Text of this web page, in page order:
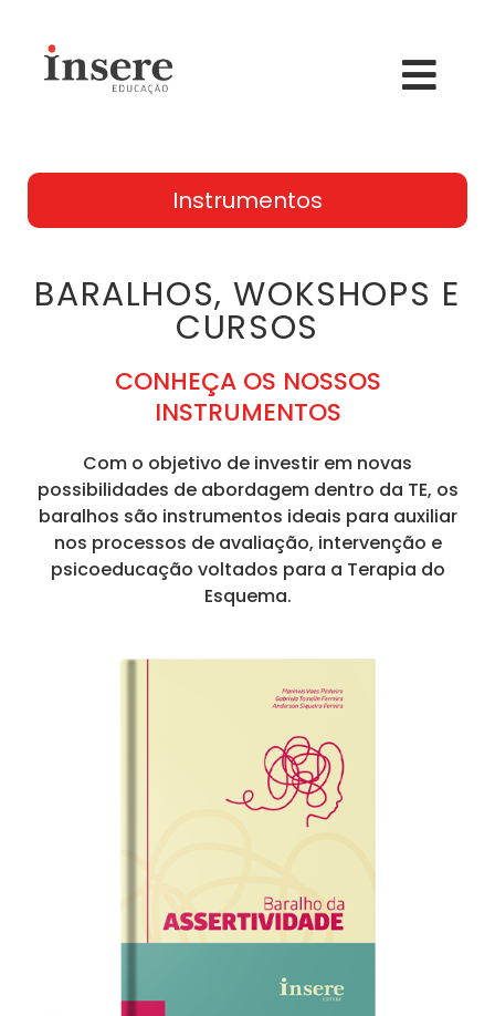
Instrumentos
BARALHOS, WOKSHOPS E
CURSOS
CONHEÇA OS NOSSOS
INSTRUMENTOS
Com o objetivo de investir em novas
possibilidades de abordagem dentro da TE, os
baralhos são instrumentos ideais para auxiliar
nos processos de avaliação, intervenção e
psicoeducação voltados para a Terapia do
Esquema.